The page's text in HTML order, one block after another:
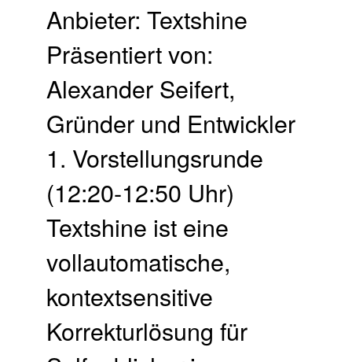
Anbieter: Textshine
Präsentiert von:
Alexander Seifert,
Gründer und Entwickler
1. Vor­stellungs­runde
(12:20-12:50 Uhr)
Textshine ist eine
vollautomatische,
kontextsensitive
Korrekturlösung für